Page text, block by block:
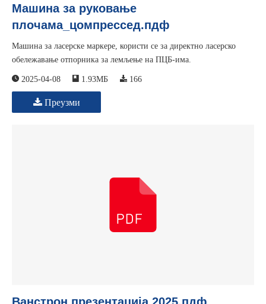
Машина за руковање
плочама_цомпрессед.пдф
Машина за ласерске маркере, користи се за директно ласерско
обележавање отпорника за лемљење на ПЦБ-има.
2025-04-08 1.93МБ 166
Преузми